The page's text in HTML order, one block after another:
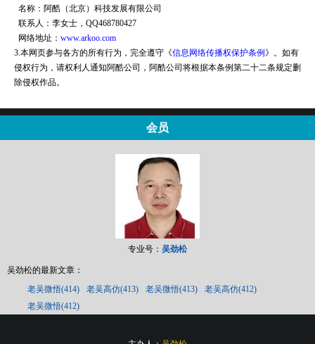
名称：阿酷（北京）科技发展有限公司
联系人：李女士，QQ468780427
网络地址： www.arkoo.com
3.本网页参与各方的所有行为，完全遵守《信息网络传播权保护条例 》。如有
侵权行为，请权利人通知阿酷公司，阿酷公司将根据本条例第二十二条规定删
除侵权作品。
会员
专业号： 吴劲松
吴劲松的最新文章：
老吴微悟(414)
老吴高仿(413) 老吴微悟(413)
老吴高仿(412)
老吴微悟(412)